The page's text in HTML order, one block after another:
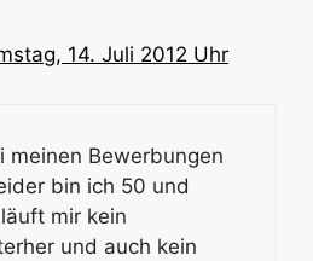
14. Juli 2012 Uhr
meinen Bewerbungen
bin ich 50 und
mir kein
und auch kein